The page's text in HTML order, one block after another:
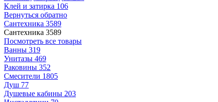
Клей и затирка 106
Вернуться обратно
Сантехника 3589
Сантехника 3589
Посмотреть все товары
Ванны 319
Унитазы 469
Раковины 352
Смесители 1805
Душ 77
Душевые кабины 203